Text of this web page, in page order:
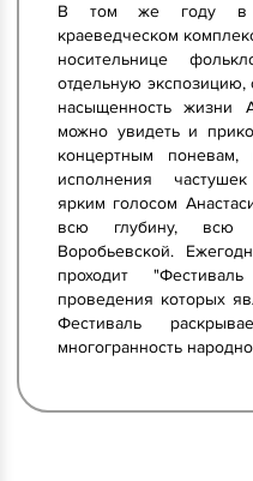
В том же году в
краеведческом
носительнице
отдельную
насыщенность жизни
можно увидеть и
концертным поневам,
исполнения
ярким голосом
всю глубину, всю
Воробьевской.
проходит
проведения которых
Фестиваль
многогранность